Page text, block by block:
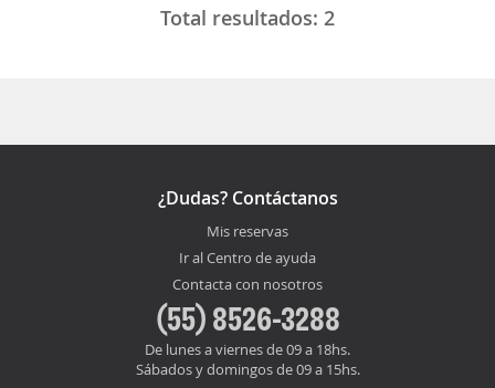
Total resultados: 2
¿Dudas? Contáctanos
Mis reservas
Ir al Centro de ayuda
Contacta con nosotros
(55) 8526-3288
De lunes a viernes de 09 a 18hs.
Sábados y domingos de 09 a 15hs.